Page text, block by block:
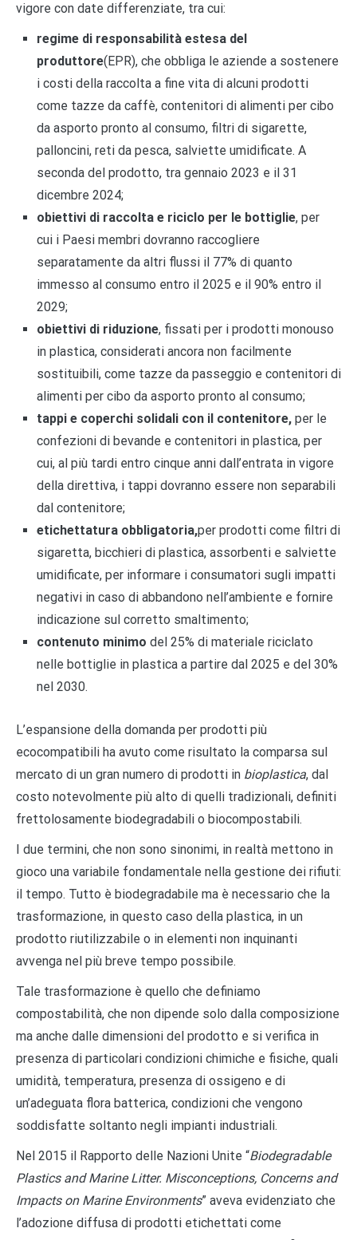
vigore con date differenziate, tra cui:
regime di responsabilità estesa del
produttore(EPR), che obbliga le aziende a sostenere
i costi della raccolta a fine vita di alcuni prodotti
come tazze da caffè, contenitori di alimenti per cibo
da asporto pronto al consumo, filtri di sigarette,
palloncini, reti da pesca, salviette umidificate. A
seconda del prodotto, tra gennaio 2023 e il 31
dicembre 2024;
obiettivi di raccolta e riciclo per le bottiglie, per
cui i Paesi membri dovranno raccogliere
separatamente da altri flussi il 77% di quanto
immesso al consumo entro il 2025 e il 90% entro il
2029;
obiettivi di riduzione, fissati per i prodotti monouso
in plastica, considerati ancora non facilmente
sostituibili, come tazze da passeggio e contenitori di
alimenti per cibo da asporto pronto al consumo;
tappi e coperchi solidali con il contenitore,per le
confezioni di bevande e contenitori in plastica, per
cui, al più tardi entro cinque anni dall’entrata in vigore
della direttiva, i tappi dovranno essere non separabili
dal contenitore;
etichettatura obbligatoria,per prodotti come filtri di
sigaretta, bicchieri di plastica, assorbenti e salviette
umidificate, per informare i consumatori sugli impatti
negativi in caso di abbandono nell’ambiente e fornire
indicazione sul corretto smaltimento;
contenuto minimo del 25% di materiale riciclato
nelle bottiglie in plastica a partire dal 2025 e del 30%
nel 2030.
L’espansione della domanda per prodotti più
ecocompatibili ha avuto come risultato la comparsa sul
mercato di un gran numero di prodotti in bioplastica, dal
costo notevolmente più alto di quelli tradizionali, definiti
frettolosamente biodegradabili o biocompostabili.
I due termini, che non sono sinonimi, in realtà mettono in
gioco una variabile fondamentale nella gestione dei rifiuti:
il tempo. Tutto è biodegradabile ma è necessario che la
trasformazione, in questo caso della plastica, in un
prodotto riutilizzabile o in elementi non inquinanti
avvenga nel più breve tempo possibile.
Tale trasformazione è quello che definiamo
compostabilità, che non dipende solo dalla composizione
ma anche dalle dimensioni del prodotto e si verifica in
presenza di particolari condizioni chimiche e fisiche, quali
umidità, temperatura, presenza di ossigeno e di
un’adeguata flora batterica, condizioni che vengono
soddisfatte soltanto negli impianti industriali.
Nel 2015 il Rapporto delle Nazioni Unite “Biodegradable
Plastics and Marine Litter. Misconceptions, Concerns and
Impacts on Marine Environments” aveva evidenziato che
l’adozione diffusa di prodotti etichettati come